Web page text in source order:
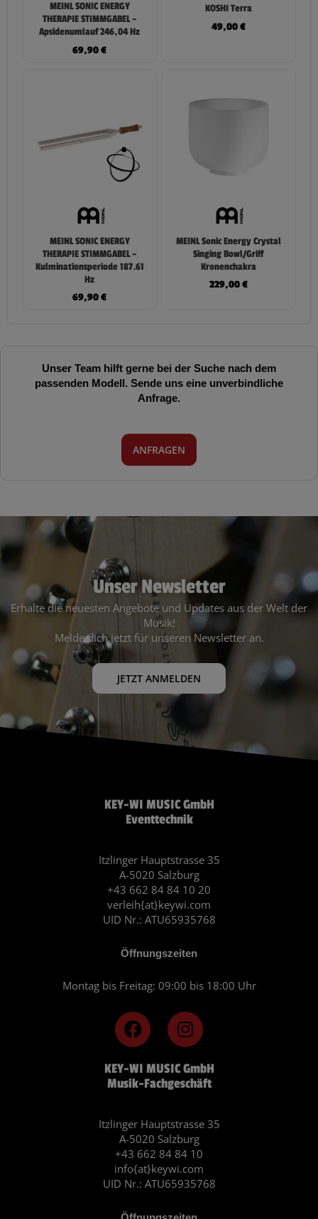
MEINL SONIC ENERGY
THERAPIE STIMMGABEL –
Apsidenumlauf 246,04 Hz
69,90€
KOSHI Terra
49,00€
MEINL SONIC ENERGY
THERAPIE STIMMGABEL –
Kulminationsperiode 187.61
Hz
69,90€
MEINL Sonic Energy Crystal
Singing Bowl/Griff
Kronenchakra
229,00€
Unser Team hilft gerne bei der Suche nach dem
passenden Modell. Sende uns eine unverbindliche
Anfrage.
ANFRAGEN
Unser Newsletter
Erhalte die neuesten Angebote und Updates aus der Welt der
Musik!
Melde dich jetzt für unseren Newsletter an.
JETZT ANMELDEN
KEY-WI MUSIC GmbH
Musik-Fachgeschäft
Itzlinger Hauptstrasse 35
A-5020 Salzburg
+43 662 84 84 10
info{at}keywi.com
UID Nr.: ATU65935768
F
a
c
e
b
o
k
I
n
s
t
a
r
a
m
KEY-WI MUSIC GmbH
Eventtechnik
Itzlinger Hauptstrasse 35
A-5020 Salzburg
+43 662 84 84 10 20
verleih{at}keywi.com
UID Nr.: ATU65935768
Öffnungszeiten
Montag bis Freitag: 09:00 bis 18:00 Uhr